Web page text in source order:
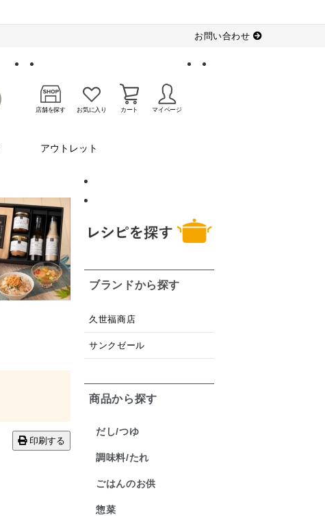
お問い合わせ
店舗を探す お気に入り カート マイページ
アウトレット
印刷する
ブランドから探す
久世福商店
サンクゼール
商品から探す
だし/つゆ
調味料/たれ
ごはんのお供
惣菜